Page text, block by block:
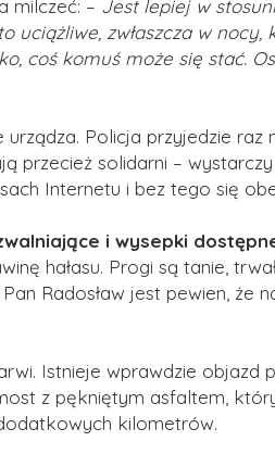
milczeć: – Jest lepiej w
uciążliwe, zwłaszcza w nocy,
coś komuś może się stać.
Policja przyjedzie raz
przecież solidarni –
Internetu i bez tego się
i wysepki
hałasu. Progi są tanie,
Radosław jest pewien, że
Istnieje wprawdzie objazd
z pękniętym asfaltem, który
kilometrów.